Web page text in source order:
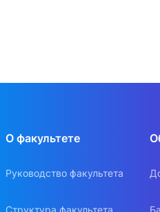
О факультете
Руководство факультета